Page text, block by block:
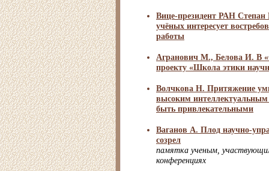
Вице-президент РАН
учёных интересует
работы
Агранович М., Белова И. В
проекту «Школа этики
Волчкова Н. Притяжение
высоким интеллектуальным
быть привлекательными
Ваганов А. Плод научно-
созрел
памятка ученым,
конференциях